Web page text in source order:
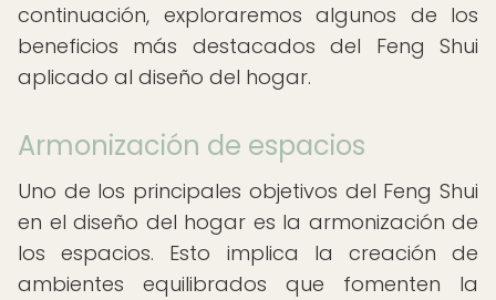
continuación, exploraremos algunos de los
beneficios más destacados del Feng Shui
aplicado al diseño del hogar.
Armonización de espacios
Uno de los principales objetivos del Feng Shui
en el diseño del hogar es la armonización de
los espacios. Esto implica la creación de
ambientes equilibrados que fomenten la